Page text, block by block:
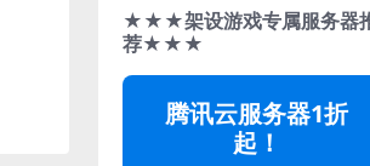
★★★架设游戏专属服务器
荐★★★
腾讯云服务器1折
起！